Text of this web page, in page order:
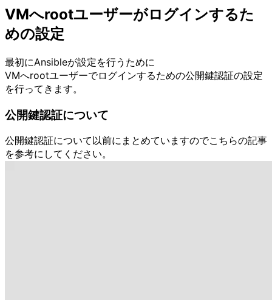
VMへrootユーザーがログインするた
めの設定
最初にAnsibleが設定を行うために
VMへrootユーザーでログインするための公開鍵認証の設定
を行ってきます。
公開鍵認証について
公開鍵認証について以前にまとめていますのでこちらの記事
を参考にしてください。